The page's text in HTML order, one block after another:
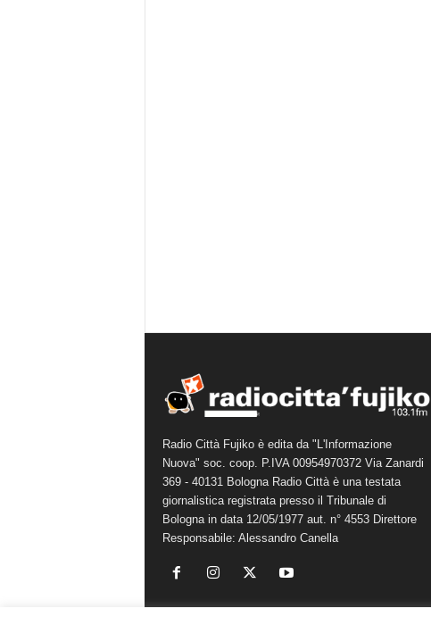
Radio Città Fujiko è edita da "L'Informazione
Nuova" soc. coop. P.IVA 00954970372 Via Zanardi
369 - 40131 Bologna Radio Città è una testata
giornalistica registrata presso il Tribunale di
Bologna in data 12/05/1977 aut. n° 4553 Direttore
Responsabile: Alessandro Canella